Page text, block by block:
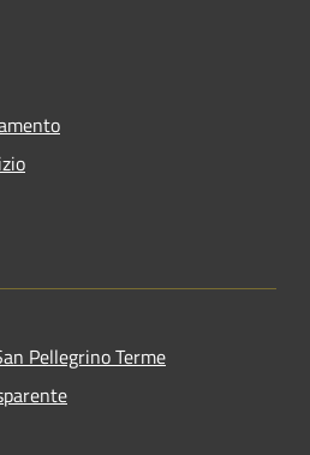
Pellegrino Terme